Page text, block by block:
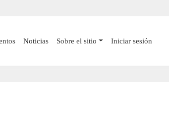
Noticias Sobre el sitio Iniciar sesión